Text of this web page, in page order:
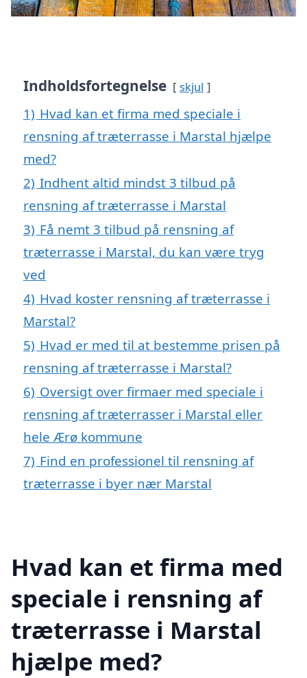
Indholdsfortegnelse skjul
1) Hvad kan et firma med speciale i
rensning af træterrasse i Marstal hjælpe
med?
2) Indhent altid mindst 3 tilbud på
rensning af træterrasse i Marstal
3) Få nemt 3 tilbud på rensning af
træterrasse i Marstal, du kan være tryg
ved
4) Hvad koster rensning af træterrasse i
Marstal?
5) Hvad er med til at bestemme prisen på
rensning af træterrasse i Marstal?
6) Oversigt over firmaer med speciale i
rensning af træterrasser i Marstal eller
hele Ærø kommune
7) Find en professionel til rensning af
træterrasse i byer nær Marstal
Hvad kan et firma med
speciale i rensning af
træterrasse i Marstal
hjælpe med?